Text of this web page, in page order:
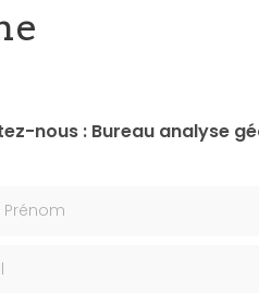
nous : Bureau analyse